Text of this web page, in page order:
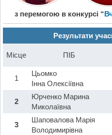
з перемогою в конкурсі “
Результати
Місце ПІБ
1
Цьомко
Інна Олексіївна
2
Юрченко Марина
Миколаївна
3
Шаповалова Марія
Володимирівна